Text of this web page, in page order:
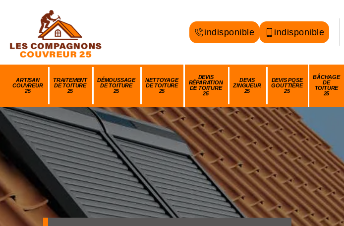
indisponible indisponible
ARTISAN
COUVREUR
25
TRAITEMENT
DE TOITURE
25
DÉMOUSSAGE
DE TOITURE
25
NETTOYAGE
DE TOITURE
25
DEVIS
RÉPARATION
DE TOITURE
25
DEVIS
ZINGUEUR
25
DEVIS POSE
GOUTTIÈRE
25
BÂCHAGE
DE
TOITURE
25